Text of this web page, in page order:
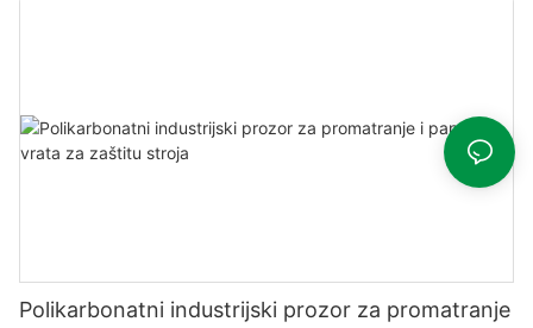
Polikarbonatni industrijski prozor za promatranje